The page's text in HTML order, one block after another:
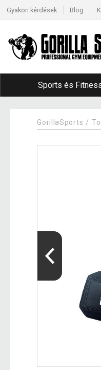
Gyakori kérdések Blog
Sports és
GorillaSports